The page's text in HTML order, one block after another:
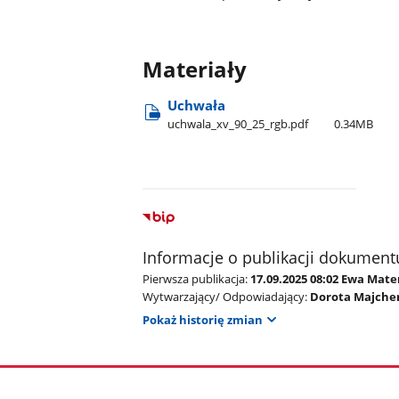
Materiały
Uchwała
uchwala​_xv​_90​_25​_rgb.pdf 0.34MB
Informacje o publikacji
Pierwsza publikacja: 17.09.2025 08:02 Ewa
Wytwarzający/ Odpowiadający: Dorota
Pokaż historię zmian